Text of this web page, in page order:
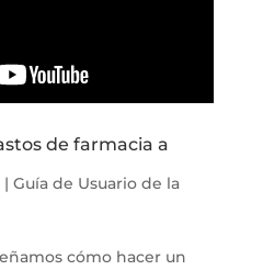
de farmacia a
| Guía de Usuario de la
cómo hacer un